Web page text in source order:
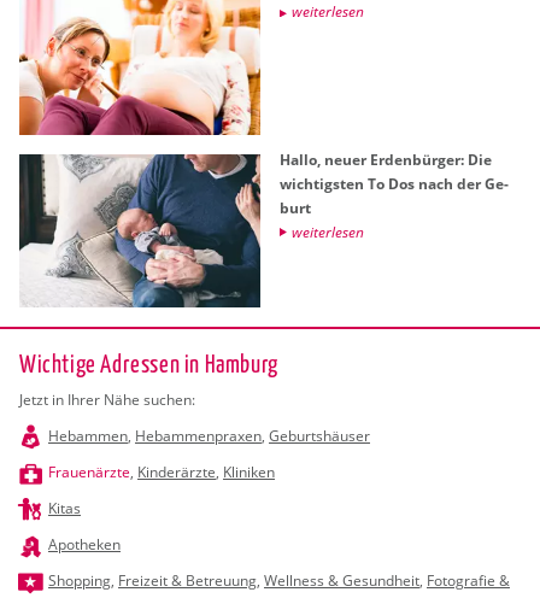
wei­ter­le­sen
Hallo, neuer Er­den­bür­ger: Die
wich­tigs­ten To Dos nach der Ge­
burt
wei­ter­le­sen
Wichtige Adressen in Hamburg
Jetzt in Ihrer Nähe suchen:
Hebammen, Hebammenpraxen, Geburtshäuser
Frauenärzte, Kinderärzte, Kliniken
Kitas
Apotheken
Shopping, Freizeit & Betreuung, Wellness & Gesundheit, Fotografie &